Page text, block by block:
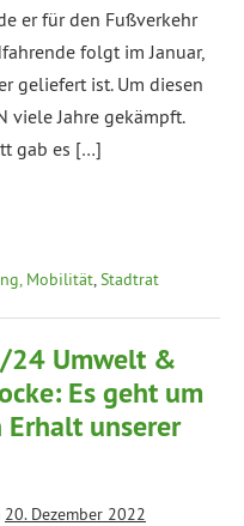
er für den Fußverkehr
folgt im Januar,
geliefert ist. Um diesen
viele Jahre gekämpft.
gab es […]
Mobilität,Stadtrat
24 Umwelt &
Es geht um
unserer
20. Dezember 2022